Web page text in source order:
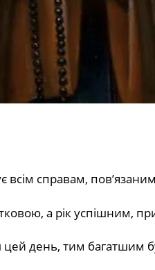
справам,
а рік успішним,
цей день, тим багатшим